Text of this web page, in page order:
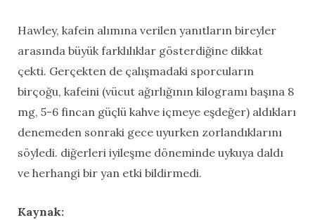
Hawley, kafein alımına verilen yanıtların bireyler
arasında büyük farklılıklar gösterdiğine dikkat
çekti. Gerçekten de çalışmadaki sporcuların
birçoğu, kafeini (vücut ağırlığının kilogramı başına 8
mg, 5-6 fincan güçlü kahve içmeye eşdeğer) aldıkları
denemeden sonraki gece uyurken zorlandıklarını
söyledi. diğerleri iyileşme döneminde uykuya daldı
ve herhangi bir yan etki bildirmedi.
Kaynak: